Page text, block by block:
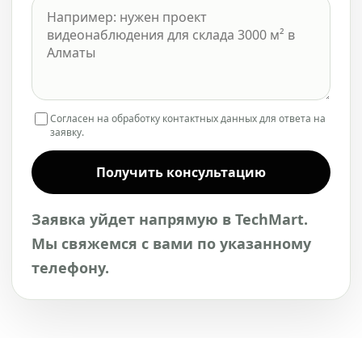
Согласен на обработку контактных данных для ответа на
заявку.
Получить консультацию
Заявка уйдет напрямую в TechMart.
Мы свяжемся с вами по указанному
телефону.